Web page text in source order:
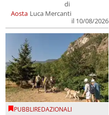
Aosta
di
Luca Mercanti
il 10/08/2026
PUBBLIREDAZIONALI